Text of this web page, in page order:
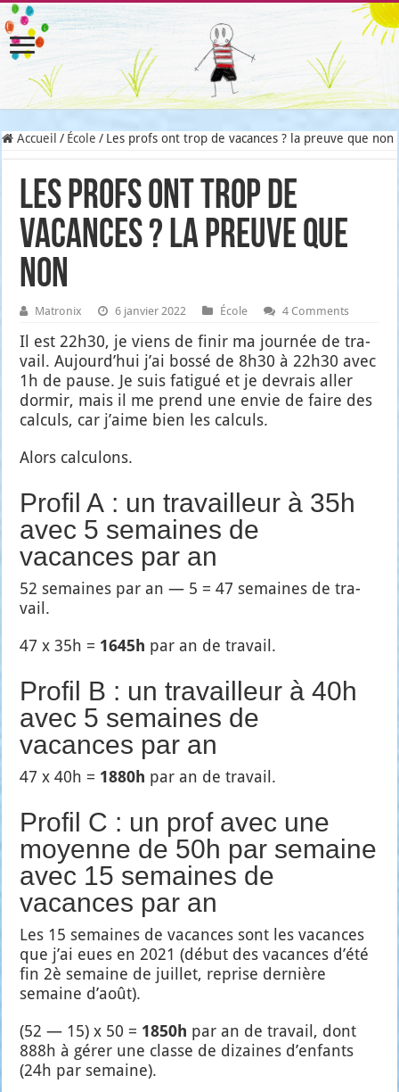
Accueil / École / Les profs ont trop de vacances ? la preuve que non
Les profs ont trop de
vacances ? la preuve que
non
Matronix 6 janvier 2022 École 4 Comments
Il est 22h30, je viens de finir ma jour­née de tra­
vail. Aujourd’­hui j’ai bos­sé de 8h30 à 22h30 avec
1h de pause. Je suis fati­gué et je devrais aller
dor­mir, mais il me prend une envie de faire des
cal­culs, car j’aime bien les cal­culs.
Alors cal­cu­lons.
Profil A : un travailleur à 35h
avec 5 semaines de
vacances par an
52 semaines par an — 5 = 47 semaines de tra­
vail.
47 x 35h = 1645h par an de tra­vail.
Profil B : un travailleur à 40h
avec 5 semaines de
vacances par an
47 x 40h = 1880h par an de tra­vail.
Profil C : un prof avec une
moyenne de 50h par semaine
avec 15 semaines de
vacances par an
Les 15 semaines de vacances sont les vacances
que j’ai eues en 2021 (début des vacances d’é­té
fin 2è semaine de juillet, reprise der­nière
semaine d’août).
(52 — 15) x 50 = 1850h par an de tra­vail, dont
888h à gérer une classe de dizaines d’en­fants
(24h par semaine).